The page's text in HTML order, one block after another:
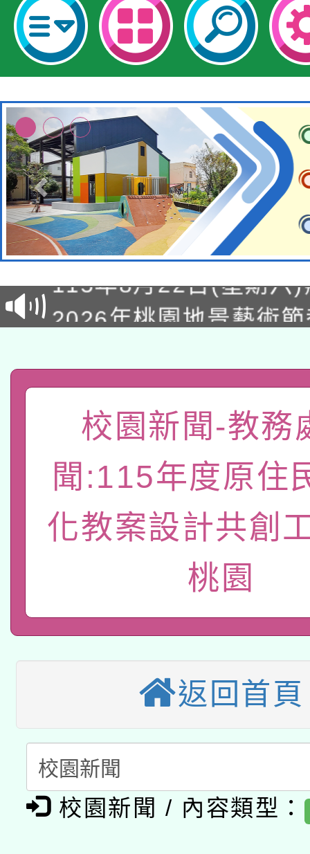
轉知經濟部水利署委託
用水績優單位及節水達
桃園市孔廟祈福系列
2026年桃園地景藝術
關事宜
轉知教育部國民及學前
國立臺灣師範大學辦
年度健康促進學校輔導
業成長研習」實施計畫
函轉國家教育研究院
原住民族教育政策研討
族教育國際趨勢與發展
轉知教育部國民及學前
新北市政府教育局辦理
師專業成長研習實施計
方素養工作坊新北場」
函轉國立臺灣師範大學
族語言臺北學習中心
「族語學習班」招生簡
轉知有關國立成功大學
件」活動簡章
教育部國民及學前教育
年度COVID-19疫苗接
接種對象擴大為「滿6
接種之民眾」措施，延
月28日止
轉知經濟部水利署委託
業技術研究院辦理「
用水績優單位及節水達
115年8月22日(星期六
桃園市孔廟祈福系列
開 智慧啟航」
「2026桃園藝術巡演
關事宜
轉知教育部國民及學前
國立臺灣師範大學辦理
年度健康促進學校輔導
函轉國家教育研究院中
原住民族教育政策研討
轉知教育部國民及學前
新北市政府教育局辦
函轉國立臺灣師範大學
校園新聞-教務
聞:115年度原住
化教案設計共創
桃園
返回首頁
校園新聞 / 內容類型：